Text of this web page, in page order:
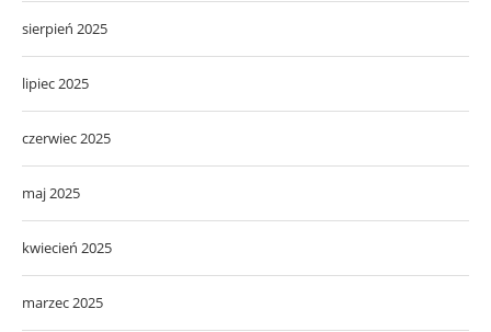
sierpień 2025
lipiec 2025
czerwiec 2025
maj 2025
kwiecień 2025
marzec 2025